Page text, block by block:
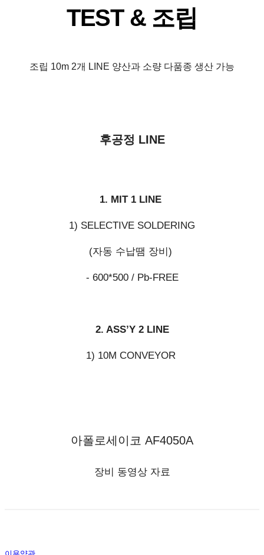
TEST & 조립
조립 10m 2개 LINE 양산과 소량 다품종 생산 가능
후공정 LINE
1. MIT 1 LINE
1) SELECTIVE SOLDERING
(자동 수납땜 장비)
- 600*500 / Pb-FREE
2. ASS’Y 2 LINE
1) 10M CONVEYOR
아폴로세이코 AF4050A
장비 동영상 자료
이용약관